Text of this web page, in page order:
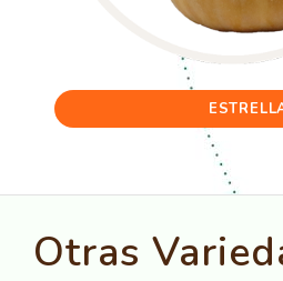
Otras